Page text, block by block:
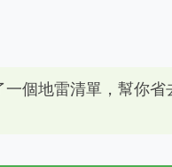
個地雷清單，幫你省